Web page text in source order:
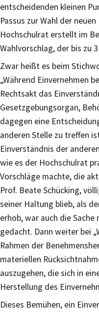
entscheidenden kleinen
Passus zur Wahl der
Hochschulrat erstellt im
Wahlvorschlag, der bis zu
Zwar heißt es beim
„Während Einvernehmen
Rechtsakt das
Gesetzgebungsorgan,
dagegen eine
anderen Stelle zu treffen
Einverständnis der
wie es der Hochschulrat
Vorschläge machte, die
Prof. Beate Schücking,
seiner Haltung blieb, als
erhob, war auch die
gedacht. Dann weiter bei
Rahmen der
materiellen
auszugehen, die sich in
Herstellung des
Dieses Bemühen, ein